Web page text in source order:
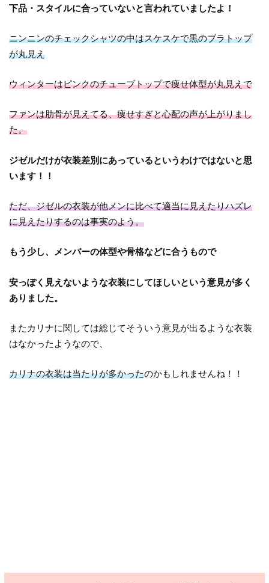
下品・スタイルに合っていないと言われていましたよ！
ニンニンのチェックシャツの中はスケスケで黒のブラトップ
が丸見え
ウィンターはピンクのチューブトップで痩せ体型が丸見えで
ファンは肋骨が見えてる、痩せすぎと心配の声が上がりまし
た。
ジゼルだけが衣装差別にあっているというわけではないと思
います！！
ただ、ジゼルの衣装が他メンに比べて適当に見えたりハズレ
に見えたりするのは事実のよう。
もう少し、メンバーの体型や骨格などに合うもので
安っぽく見えないような衣装にしてほしいという意見が多く
ありました。
またカリナに関しては総じてそういう意見が出るような衣装
はなかったようなので、
カリナの衣装は当たりが多かったのかもしれませんね！！